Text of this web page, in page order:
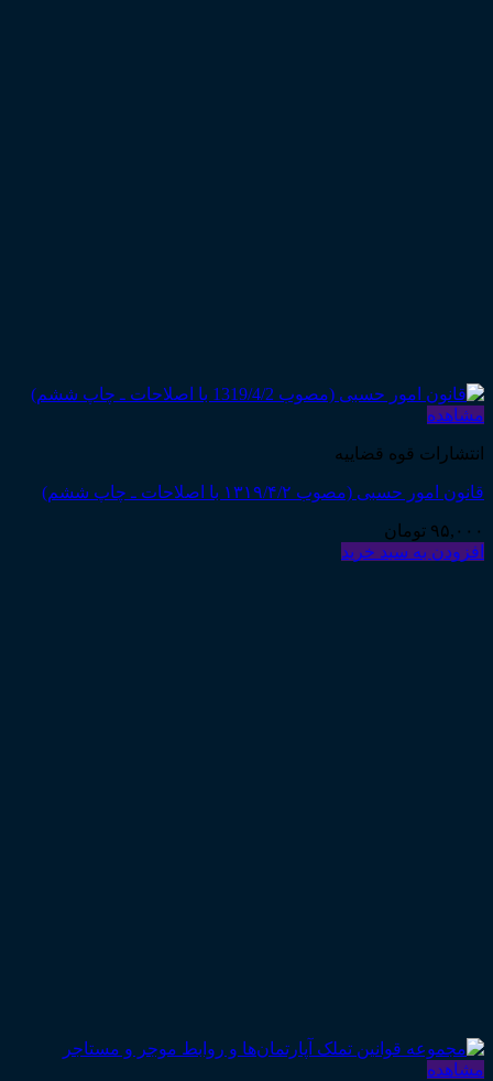
مشاهده
انتشارات قوه قضاییه
قانون امور حسبی (مصوب ۱۳۱۹/۴/۲ با اصلاحات ـ چاپ ششم)
۹۵,۰۰۰ تومان
افزودن به سبد خرید
مشاهده